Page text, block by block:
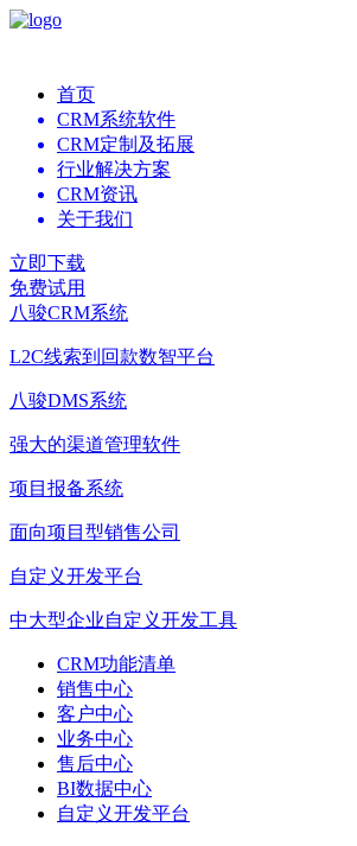
首页
CRM系统软件
CRM定制及拓展
行业解决方案
CRM资讯
关于我们
立即下载
免费试用
八骏CRM系统
L2C线索到回款数智平台
八骏DMS系统
强大的渠道管理软件
项目报备系统
面向项目型销售公司
自定义开发平台
中大型企业自定义开发工具
CRM功能清单
销售中心
客户中心
业务中心
售后中心
BI数据中心
自定义开发平台